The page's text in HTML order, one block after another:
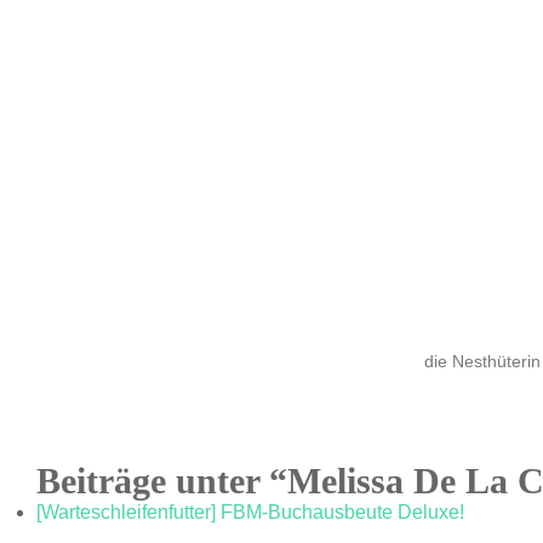
die Nesthüterin
Beiträge unter “Melissa De La
[Warteschleifenfutter] FBM-Buchausbeute Deluxe!